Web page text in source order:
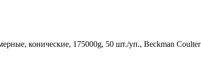
конические, 175000g, 50 шт./уп., Beckman Coulter